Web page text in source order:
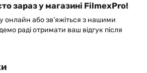
зараз у магазині FilmexPro!
або зв’яжіться з нашими
раді отримати ваш відгук після